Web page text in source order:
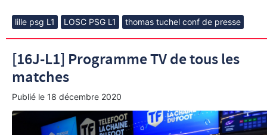
lille psg L1 LOSC PSG L1 thomas tuchel conf de presse
[16J-L1] Programme TV de tous les
matches
Publié le 18 décembre 2020